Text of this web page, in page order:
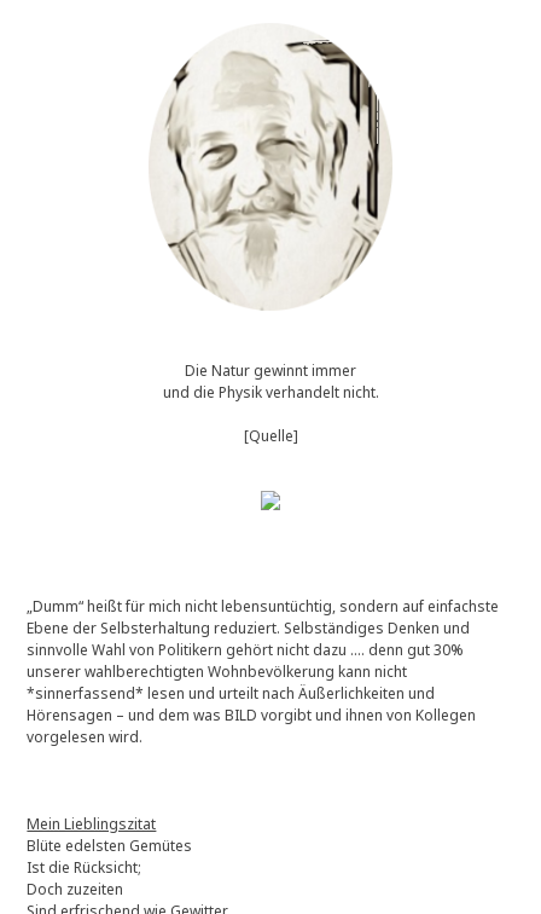
Die Natur gewinnt immer
und die Physik verhandelt nicht.
[Quelle]
„Dumm“ heißt für mich nicht lebensuntüchtig, sondern auf einfachste
Ebene der Selbsterhaltung reduziert. Selbständiges Denken und
sinnvolle Wahl von Politikern gehört nicht dazu …. denn gut 30%
unserer wahlberechtigten Wohnbevölkerung kann nicht
*sinnerfassend* lesen und urteilt nach Äußerlichkeiten und
Hörensagen – und dem was BILD vorgibt und ihnen von Kollegen
vorgelesen wird.
Mein Lieblingszitat
Blüte edelsten Gemütes
Ist die Rücksicht;
Doch zuzeiten